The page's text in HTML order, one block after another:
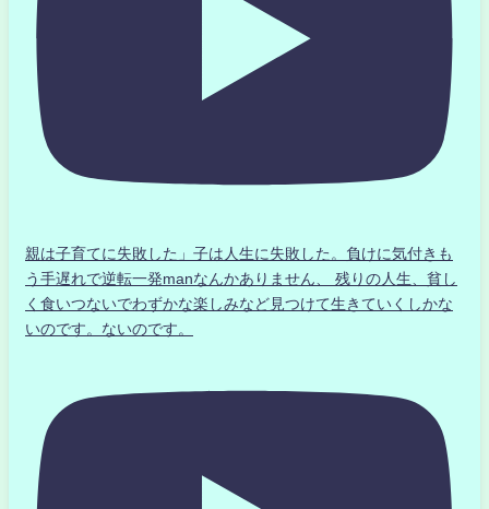
親は子育てに失敗した」子は人生に失敗した。負けに気付きも
う手遅れで逆転一発manなんかありません、 残りの人生、貧し
く食いつないでわずかな楽しみなど見つけて生きていくしかな
いのです。ないのです。